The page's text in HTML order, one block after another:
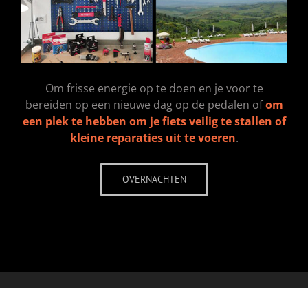
Om frisse energie op te doen en je voor te
bereiden op een nieuwe dag op de pedalen ofom
een plek te hebben om je fiets veilig te stallen of
kleine reparaties uit te voeren.
OVERNACHTEN